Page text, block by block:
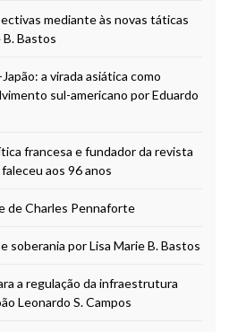
mediante às novas táticas
Bastos
a virada asiática como
sul-americano por Eduardo
francesa e fundador da revista
aos 96 anos
de Charles Pennaforte
soberania por Lisa Marie B. Bastos
a regulação da infraestrutura
Leonardo S. Campos